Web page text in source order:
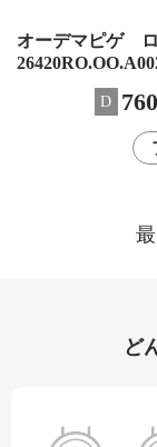
オーデマピゲ
D 760
ど